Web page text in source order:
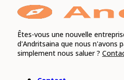
Êtes-vous une nouvelle
d'Andritsaina que nous n'avons
simplement nous saluer ?